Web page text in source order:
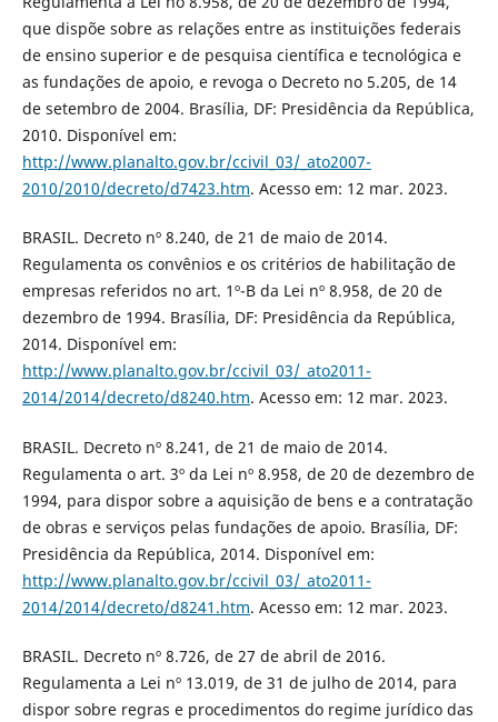
que dispõe sobre as relações entre as instituições federais
de ensino superior e de pesquisa científica e tecnológica e
as fundações de apoio, e revoga o Decreto no 5.205, de 14
de setembro de 2004. Brasília, DF: Presidência da República,
2010. Disponível em:
http://www.planalto.gov.br/ccivil_03/_ato2007-
2010/2010/decreto/d7423.htm. Acesso em: 12 mar. 2023.
BRASIL. Decreto nº 8.240, de 21 de maio de 2014.
Regulamenta os convênios e os critérios de habilitação de
empresas referidos no art. 1º-B da Lei nº 8.958, de 20 de
dezembro de 1994. Brasília, DF: Presidência da República,
2014. Disponível em:
http://www.planalto.gov.br/ccivil_03/_ato2011-
2014/2014/decreto/d8240.htm. Acesso em: 12 mar. 2023.
BRASIL. Decreto nº 8.241, de 21 de maio de 2014.
Regulamenta o art. 3º da Lei nº 8.958, de 20 de dezembro de
1994, para dispor sobre a aquisição de bens e a contratação
de obras e serviços pelas fundações de apoio. Brasília, DF:
Presidência da República, 2014. Disponível em:
http://www.planalto.gov.br/ccivil_03/_ato2011-
2014/2014/decreto/d8241.htm. Acesso em: 12 mar. 2023.
BRASIL. Decreto nº 8.726, de 27 de abril de 2016.
Regulamenta a Lei nº 13.019, de 31 de julho de 2014, para
dispor sobre regras e procedimentos do regime jurídico das